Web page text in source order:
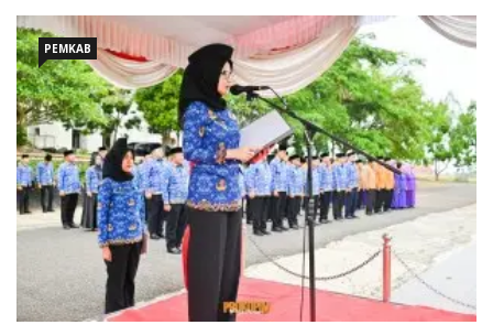
PEMKAB